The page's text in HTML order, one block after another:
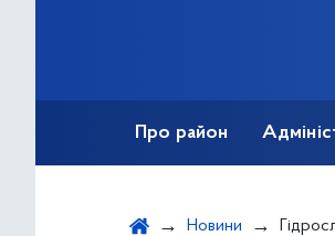
Про район
Новини